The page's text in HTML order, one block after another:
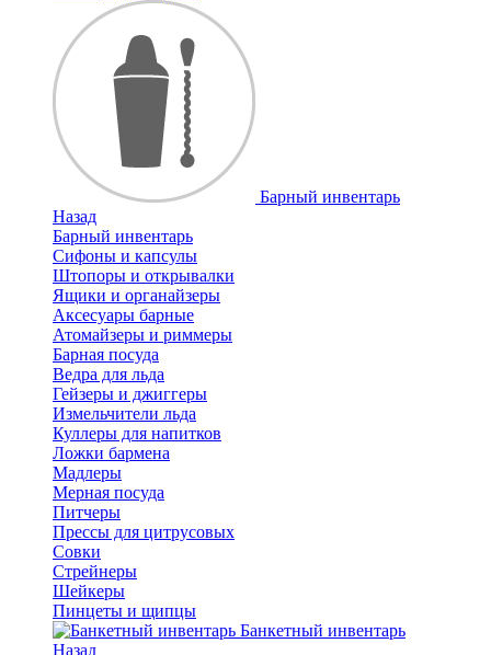
Барный инвентарь
Назад
Барный инвентарь
Сифоны и капсулы
Штопоры и открывалки
Ящики и органайзеры
Аксесуары барные
Атомайзеры и риммеры
Барная посуда
Ведра для льда
Гейзеры и джиггеры
Измельчители льда
Куллеры для напитков
Ложки бармена
Мадлеры
Мерная посуда
Питчеры
Прессы для цитрусовых
Совки
Стрейнеры
Шейкеры
Пинцеты и щипцы
Банкетный инвентарь
Назад